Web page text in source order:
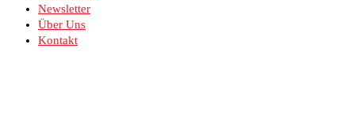
Newsletter
Über Uns
Kontakt